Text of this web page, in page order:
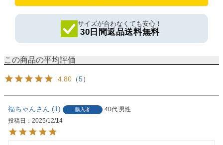
サイズが合わなくても安心！
30日間返品送料無料
4.80 （5）
福ちゃん 1 購入者 40代 男性
投稿日
2025/12/14